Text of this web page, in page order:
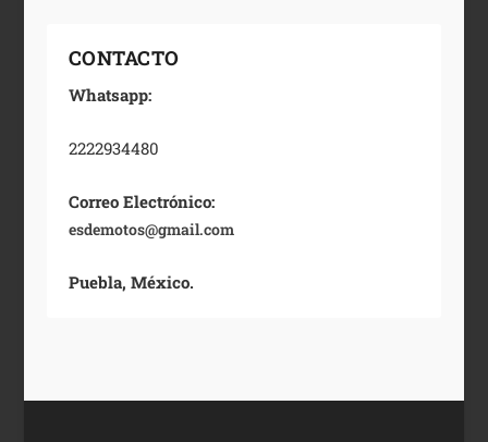
CONTACTO
Whatsapp:
2222934480
Correo Electrónico:
esdemotos@gmail.com
Puebla, México.